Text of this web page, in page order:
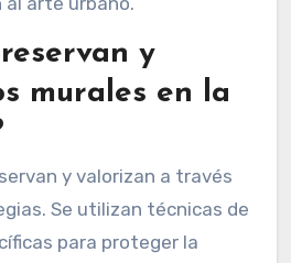
se pueden encontrar
Barcelona y Valencia.
icónicos en barrios
Barcelona es
en el Raval y Gràcia.
su festival de arte urbano,
impresionantes murales.
son Bilbao, con su arte